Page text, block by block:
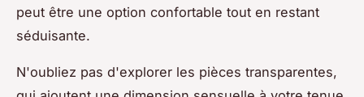
peut être une option confortable tout en restant
séduisante.
N'oubliez pas d'explorer les pièces transparentes,